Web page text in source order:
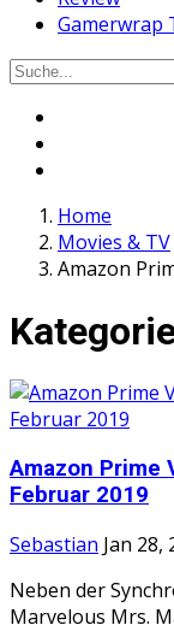
Gamerwrap
Home
Movies & TV
Amazon
Amazon Prime
Februar 2019
Sebastian Jan 28,
Neben der
Marvelous Mrs.